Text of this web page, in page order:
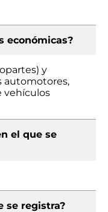
económicas?
y
automotores,
vehículos
el que se
se registra?